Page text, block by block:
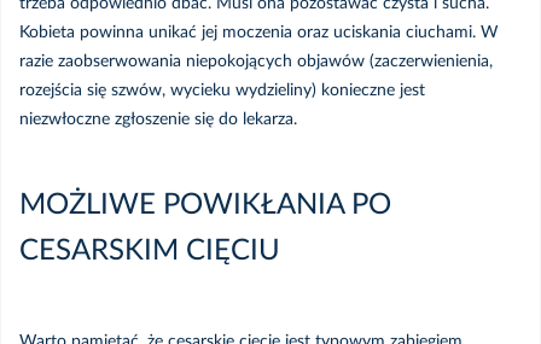
Kobieta powinna unikać jej moczenia oraz uciskania ciuchami. W
razie zaobserwowania niepokojących objawów (zaczerwienienia,
rozejścia się szwów, wycieku wydzieliny) konieczne jest
niezwłoczne zgłoszenie się do lekarza.
MOŻLIWE POWIKŁANIA PO
CESARSKIM CIĘCIU